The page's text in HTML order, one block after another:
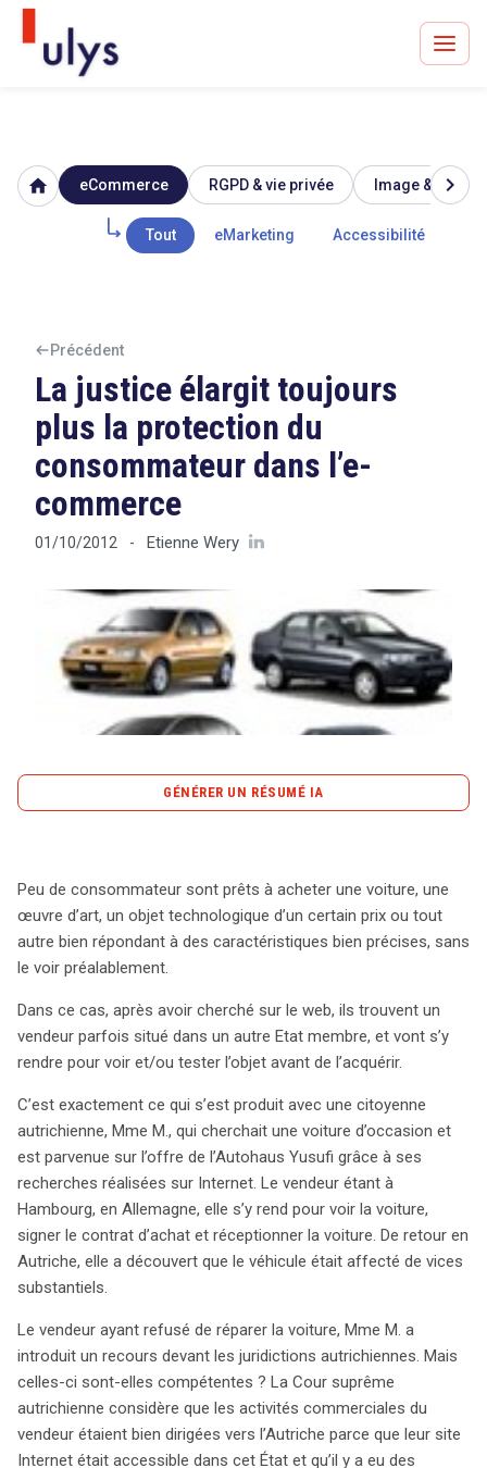
Avocats à Paris & Bruxelles
Leader en droit de l'innovation depuis 30 ans
Tout sur le RGPD
Rechercher
CONTACT
home eCommerce RGPD & vie privée Image &
Tout eMarketing Accessibilité
chevron_right
Précédent
La justice élargit toujours
plus la protection du
consommateur dans l’e-
commerce
01/10/2012 - Etienne Wery
GÉNÉRER UN RÉSUMÉ IA
inspection préalable, et c’est ce qu’a fait une
consommatrice autrichienne, Mme M., en se rendant à
Hambourg pour acheter une voiture d’occasion. Après
avoir découvert des vices cachés, elle se tourne vers la
justice autrichienne pour obtenir réparation. La question
se pose alors : les juridictions autrichiennes sont-elles
compétentes pour traiter ce litige, même si le contrat a
en examinant le dossier, constate que les activités
commerciales du vendeur étaient orientées vers
l’Autriche, grâce à un site internet accessible et des
échanges par téléphone et email. Cependant, elle
s’interroge sur la nécessité que le contrat ait été conclu
à distance pour que la juridiction autrichienne soit
compétente. La Cour de justice de l’Union européenne
intervient pour rappeler que l’objectif du droit européen
partie la plus faible dans les transactions
transfrontalières. Ainsi, un consommateur peut
poursuivre un commerçant devant les tribunaux
nationaux, même si celui-ci est domicilié dans un autre
État membre, à condition que le commerçant dirige ses
Peu de consommateur sont prêts à acheter une voiture, une
œuvre d’art, un objet technologique d’un certain prix ou tout
autre bien répondant à des caractéristiques bien précises, sans
le voir préalablement.
Dans ce cas, après avoir cherché sur le web, ils trouvent un
vendeur parfois situé dans un autre Etat membre, et vont s’y
rendre pour voir et/ou tester l’objet avant de l’acquérir.
C’est exactement ce qui s’est produit avec une citoyenne
autrichienne, Mme M., qui cherchait une voiture d’occasion et
est parvenue sur l’offre de l’Autohaus Yusufi grâce à ses
recherches réalisées sur Internet. Le vendeur étant à
Hambourg, en Allemagne, elle s’y rend pour voir la voiture,
signer le contrat d’achat et réceptionner la voiture. De retour en
Autriche, elle a découvert que le véhicule était affecté de vices
substantiels.
Le vendeur ayant refusé de réparer la voiture, Mme M. a
introduit un recours devant les juridictions autrichiennes. Mais
celles-ci sont-elles compétentes ? La Cour suprême
autrichienne considère que les activités commerciales du
vendeur étaient bien dirigées vers l’Autriche parce que leur site
Internet était accessible dans cet État et qu’il y a eu des